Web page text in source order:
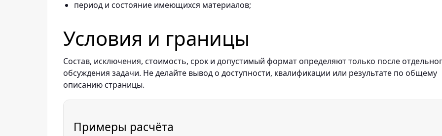
период и состояние имеющихся материалов;
Условия и границы
Состав, исключения, стоимость, срок и допустимый формат определяют только после
обсуждения задачи. Не делайте вывод о доступности, квалификации или результате по общему
описанию страницы.
Примеры расчёта